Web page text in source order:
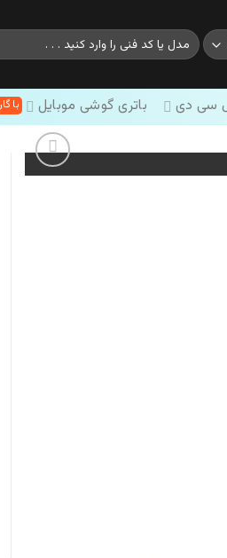
جستجو
برای:
سی دی باتری گوشی موبایل